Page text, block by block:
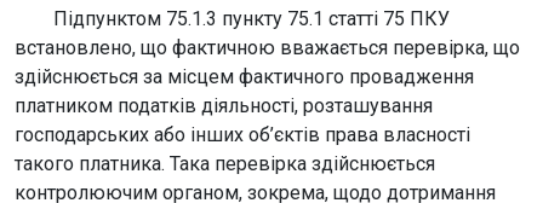
Підпунктом 75.1.3 пункту 75.1 статті 75 ПКУ
встановлено, що фактичною вважається перевірка, що
здійснюється за місцем фактичного провадження
платником податків діяльності, розташування
господарських або інших об’єктів права власності
такого платника. Така перевірка здійснюється
контролюючим органом, зокрема, щодо дотримання